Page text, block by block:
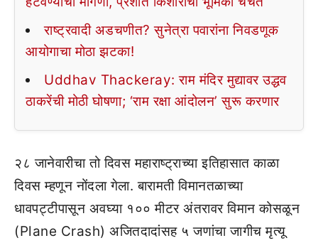
राष्ट्रवादी अडचणीत? सुनेत्रा पवारांना निवडणूक
आयोगाचा मोठा झटका!
Uddhav Thackeray: राम मंदिर मुद्यावर उद्धव
ठाकरेंची मोठी घोषणा; ‘राम रक्षा आंदोलन’ सुरू करणार
२८ जानेवारीचा तो दिवस महाराष्ट्राच्या इतिहासात काळा
दिवस म्हणून नोंदला गेला. बारामती विमानतळाच्या
धावपट्टीपासून अवघ्या १०० मीटर अंतरावर विमान कोसळून
(Plane Crash) अजितदादांसह ५ जणांचा जागीच मृत्यू